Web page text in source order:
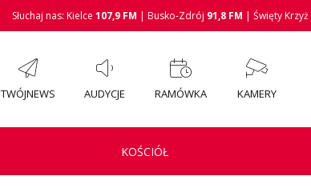
Słuchaj nas: Kielce 107,9 FM | Busko-Zdrój 91,8 FM | Święty Krzyż
TWÓJNEWS AUDYCJE RAMÓWKA KAMERY
KOŚCIÓŁ